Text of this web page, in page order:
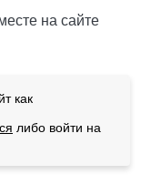
на сайте
как
либо войти на